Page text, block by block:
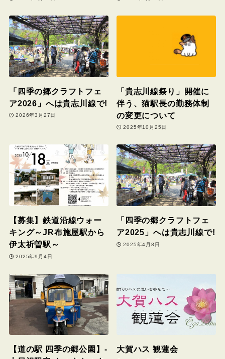
「四季の郷クラフトフェ
ア2026」へは貴志川線で!
2026年3月27日
「貴志川線祭り」開催に
伴う、猫駅長の勤務体制
の変更について
2025年10月25日
【募集】鉄道沿線ウォー
キング～JR布施屋駅から
伊太祈曽駅～
2025年9月4日
「四季の郷クラフトフェ
ア2025」へは貴志川線で!
2025年4月8日
【道の駅 四季の郷公園】-
大賀ハス 観蓮会